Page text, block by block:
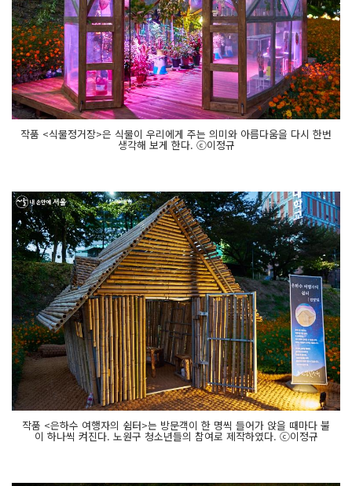
작품 <식물정거장>은 식물이 우리에게 주는 의미와 아름다움을 다시 한번
생각해 보게 한다. ⓒ이정규
작품 <은하수 여행자의 쉼터>는 방문객이 한 명씩 들어가 앉을 때마다 불
이 하나씩 켜진다. 노원구 청소년들의 참여로 제작하였다. ⓒ이정규